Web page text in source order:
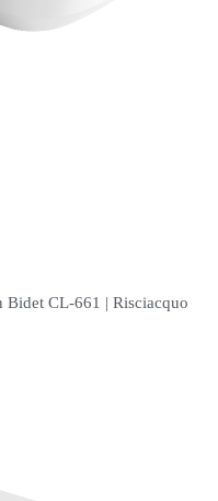
Bidet CL-661 | Risciacquo